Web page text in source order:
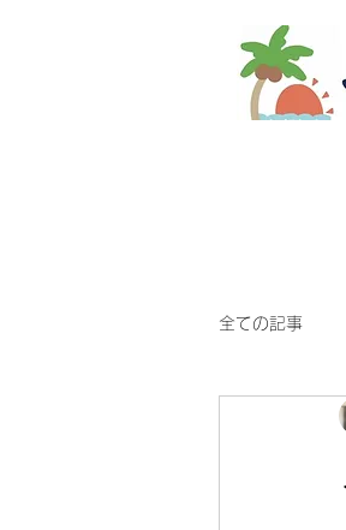
全ての記事